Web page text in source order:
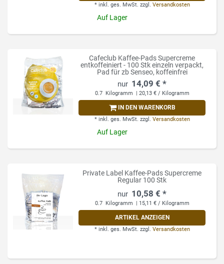
* inkl. ges. MwSt. zzgl. Versandkosten
Auf Lager
Cafeclub Kaffee-Pads Supercreme
entkoffeiniert - 100 Stk einzeln verpackt,
Pad für zb Senseo, koffeinfrei
14,09 € *
0.7 Kilogramm | 20,13 € / Kilogramm
IN DEN WARENKORB
* inkl. ges. MwSt. zzgl. Versandkosten
Auf Lager
Private Label Kaffee-Pads Supercreme
Regular 100 Stk
10,58 € *
0.7 Kilogramm | 15,11 € / Kilogramm
ARTIKEL ANZEIGEN
* inkl. ges. MwSt. zzgl. Versandkosten